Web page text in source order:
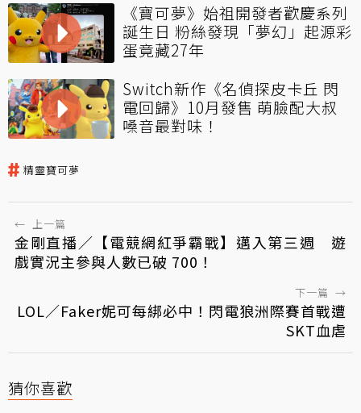
《寶可夢》始祖開發者歡慶系列
誕生日 粉絲發現「夢幻」起源彩
蛋竟藏27年
Switch新作《名偵探皮卡丘 閃
電回歸》10月發售 萌臉配大叔
嗓音最對味！
精靈寶可夢
← 上一篇
金剛直播／【電競網紅爭霸戰】邁入第三週 遊
戲實況主參與人數已破 700！
下一篇 →
LOL／Faker妮可每綁必中！閃電狼洲際賽首戰遭
SKT血虐
猜你喜歡